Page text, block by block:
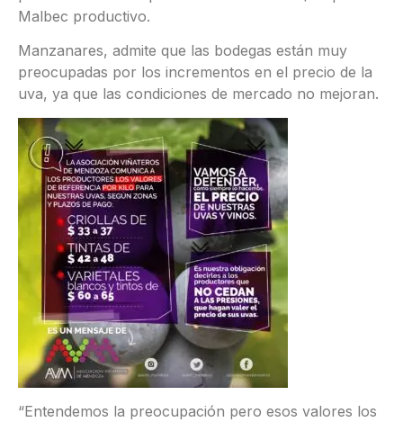
Malbec productivo.
Manzanares, admite que las bodegas están muy
preocupadas por los incrementos en el precio de la
uva, ya que las condiciones de mercado no mejoran.
“Entendemos la preocupación pero esos valores los